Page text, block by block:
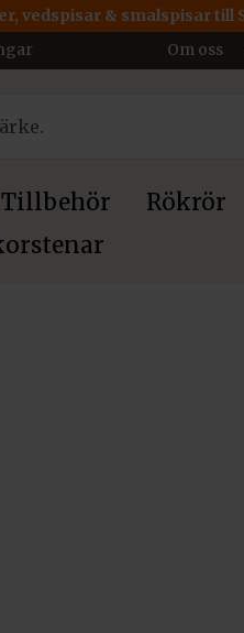
vedspisar & smalspisar till
Om oss
Tillbehör Rökrör